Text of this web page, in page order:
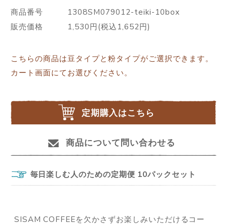
商品番号
1308SM079012-teiki-10box
販売価格
1,530円(税込1,652円)
こちらの商品は豆タイプと粉タイプがご選択できます。
カート画面にてお選びください。
定期購入はこちら
商品について問い合わせる
毎日楽しむ人のための定期便 10パックセット
SISAM COFFEEを欠かさずお楽しみいただけるコー